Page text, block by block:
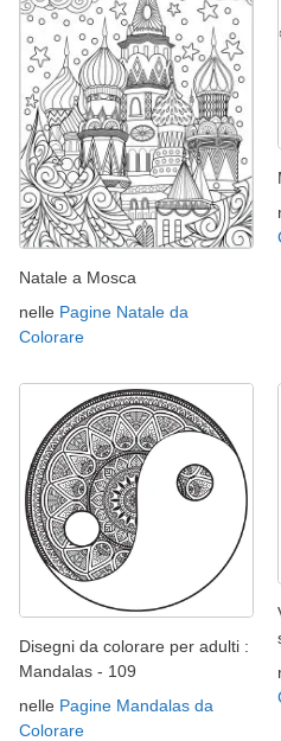
Natale a Mosca
nelle Pagine Natale da
Colorare
Disegni da colorare per adulti :
Mandalas - 109
nelle Pagine Mandalas da
Colorare